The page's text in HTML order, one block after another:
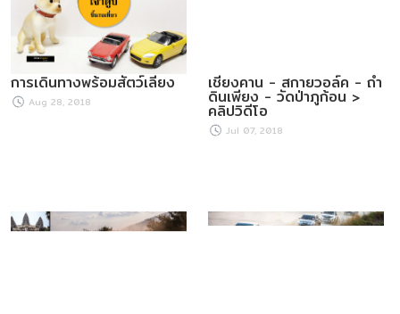
การเดินทางพร้อมสัตว์เลี้ยง
Aug 28, 2018
เชียงคาน - สกายวอล์ค - ถ้ำ
ดินเพียง - วัดป่าภูก้อน >
คลิปวิดีโอ
Jul 07, 2018